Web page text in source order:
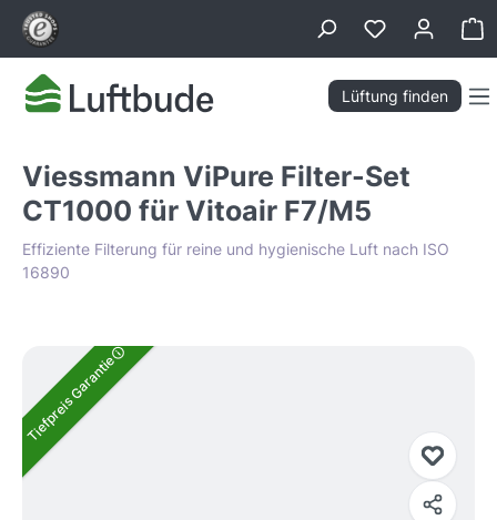
springen
Lüftung finden
Viessmann ViPure Filter-Set
CT1000 für Vitoair F7/M5
Effiziente Filterung für reine und hygienische Luft nach ISO
16890
Bildergalerie überspringen
Tiefpreis Garantie